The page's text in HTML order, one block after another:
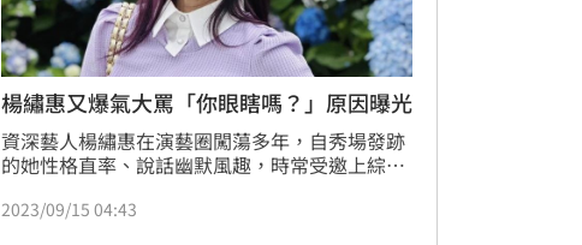
楊繡惠又爆氣大罵「你眼瞎嗎？」原因曝光
資深藝人楊繡惠在演藝圈闖蕩多年，自秀場發跡
的她性格直率、說話幽默風趣，時常受邀上綜藝
眾喜愛。私下楊繡惠經常在社群平台分享生活，
2023/09/15 04:43